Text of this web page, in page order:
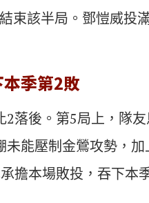
束該半局。鄧愷威投
季第2敗
2落後。第5局上，隊
能壓制金鶯攻勢，
擔本場敗投，吞下本